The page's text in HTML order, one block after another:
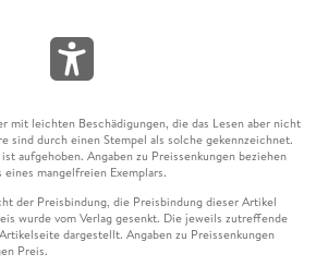
mit leichten Beschädigungen, die das Lesen aber nicht
sind durch einen Stempel als solche gekennzeichnet.
aufgehoben. Angaben zu Preissenkungen beziehen
mangelfreien Exemplars.
der Preisbindung, die Preisbindung dieser Artikel
wurde vom Verlag gesenkt. Die jeweils zutreffende
dargestellt. Angaben zu Preissenkungen
Preis.